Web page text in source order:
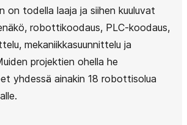
on todella laaja ja siihen kuuluvat
robottikoodaus, PLC-koodaus,
mekaniikkasuunnittelu ja
projektien ohella he
yhdessä ainakin 18 robottisolua